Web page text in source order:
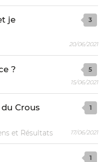
je
3
20/06/2021
? 5
15/06/2021
Crous
et Résultats
1
17/06/2021
1